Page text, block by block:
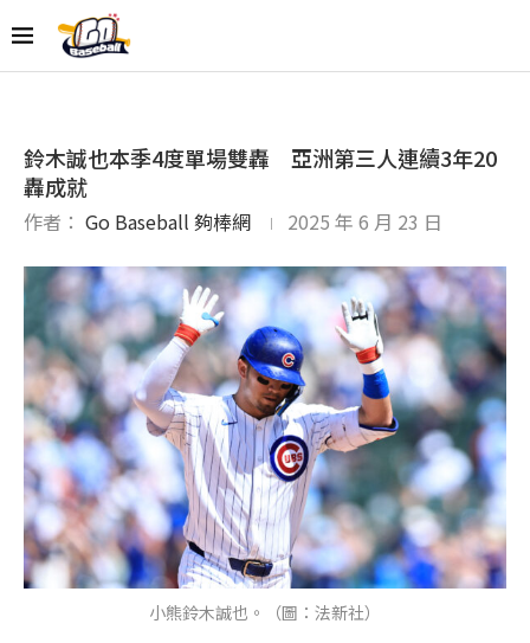
鈴木誠也本季4度單場雙轟 亞洲第三人連續3年20
轟成就
作者： Go Baseball 夠棒網 2025 年 6 月 23 日
小熊鈴木誠也。（圖：法新社）